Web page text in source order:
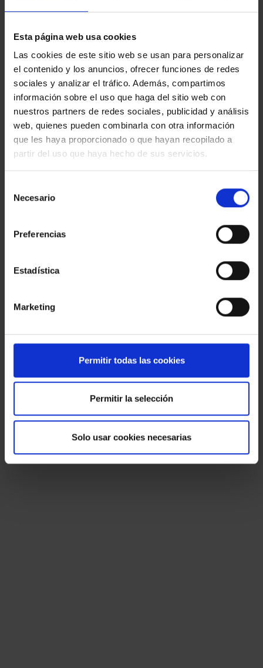
Esta página web usa cookies
Las cookies de este sitio web se usan para personalizar
el contenido y los anuncios, ofrecer funciones de redes
sociales y analizar el tráfico. Además, compartimos
información sobre el uso que haga del sitio web con
nuestros partners de redes sociales, publicidad y análisis
web, quienes pueden combinarla con otra información
que les haya proporcionado o que hayan recopilado a
partir del uso que haya hecho de sus servicios.
Necesario
Preferencias
Estadística
Marketing
Permitir todas las cookies
Permitir la selección
Solo usar cookies necesarias
molins de rei montcada i reixac corbera de llobregat
cabrils capellades fontpineda
franqueses del valles (les) vilanova del cami
vilanova i la geltrú sant pol de mar
126 propertiessalefound
Show filters